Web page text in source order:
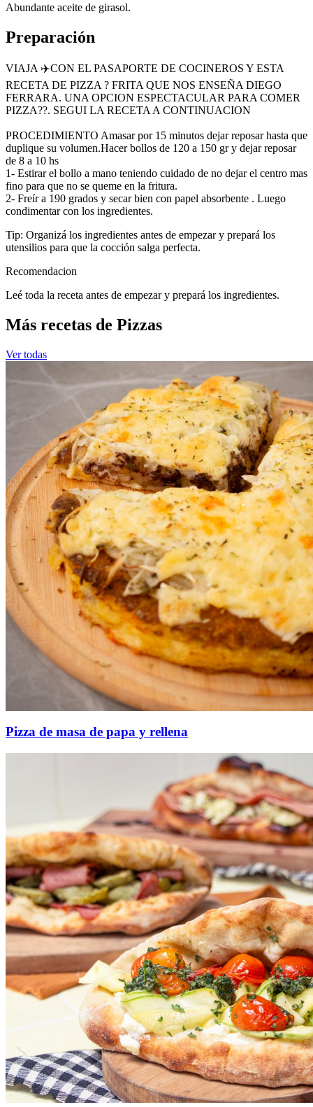
Abundante aceite de girasol.
Preparación
VIAJA ✈️CON EL PASAPORTE DE COCINEROS Y ESTA
RECETA DE PIZZA ? FRITA QUE NOS ENSEÑA DIEGO
FERRARA. UNA OPCION ESPECTACULAR PARA COMER
PIZZA??. SEGUI LA RECETA A CONTINUACION
PROCEDIMIENTO Amasar por 15 minutos dejar reposar hasta que
duplique su volumen.Hacer bollos de 120 a 150 gr y dejar reposar
de 8 a 10 hs
1- Estirar el bollo a mano teniendo cuidado de no dejar el centro mas
fino para que no se queme en la fritura.
2- Freír a 190 grados y secar bien con papel absorbente . Luego
condimentar con los ingredientes.
Tip: Organizá los ingredientes antes de empezar y prepará los
utensilios para que la cocción salga perfecta.
Recomendacion
Leé toda la receta antes de empezar y prepará los ingredientes.
Más recetas de Pizzas
Ver todas
Pizza de masa de papa y rellena